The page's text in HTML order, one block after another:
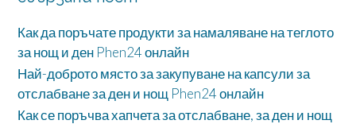
Как да поръчате продукти за намаляване на теглото
за нощ и ден Phen24 онлайн
Най-доброто място за закупуване на капсули за
отслабване за ден и нощ Phen24 онлайн
Как се поръчва хапчета за отслабване, за ден и нощ